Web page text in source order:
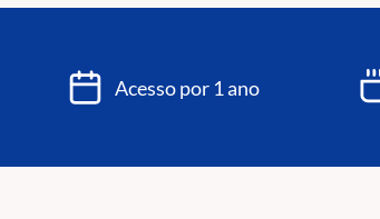
Acesso por 1 ano